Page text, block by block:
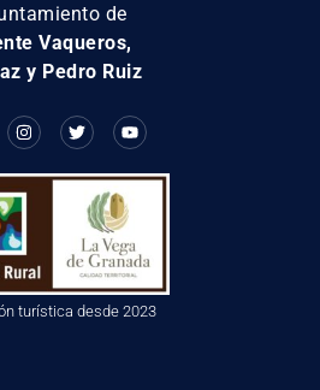
de
Vaqueros,
y Pedro Ruiz
turística desde 2023